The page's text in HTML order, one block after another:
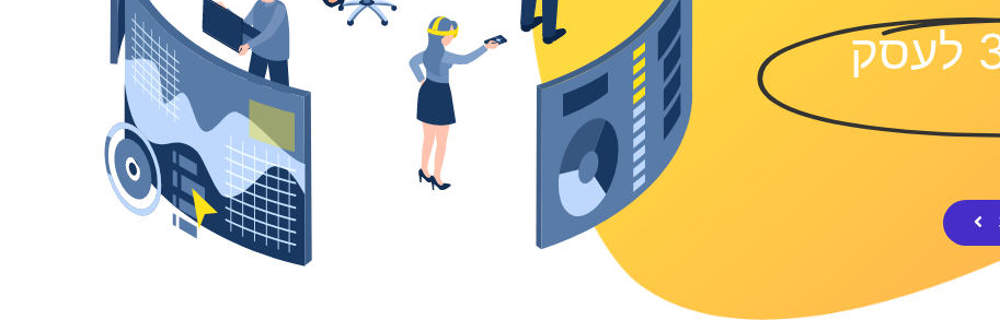
מעטפת 360° לעסק